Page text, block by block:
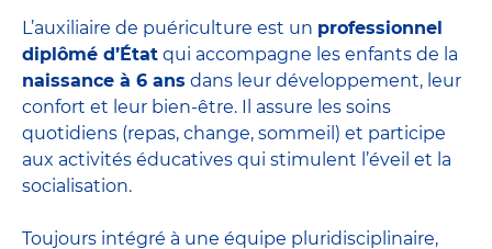
L’auxiliaire de puériculture est un professionnel
diplômé d’État qui accompagne les enfants de la
naissance à 6 ans dans leur développement, leur
confort et leur bien-être. Il assure les soins
quotidiens (repas, change, sommeil) et participe
aux activités éducatives qui stimulent l’éveil et la
socialisation.
Toujours intégré à une équipe pluridisciplinaire,